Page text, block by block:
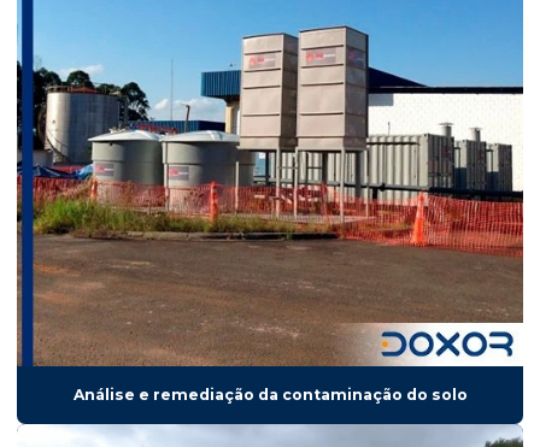
Sistemas de remediação ambiental
Tecnicas de remediação ambiental
Tratamento de água subterrânea
Tratamento da água de captação subterrânea
Análise e remediação da contaminação do solo